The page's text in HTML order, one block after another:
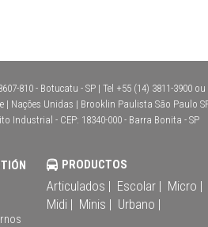
810 - Botucatu - SP | Tel +55 (14) 3811-3900 ou
Nações Unidas | Brooklin Paulista São Paulo SP
Industrial - CEP: 18340-000 - Barra Bonita - SP
PRODUCTOS
Articulados | Escolar | Micro |
Midi | Minis | Urbano |